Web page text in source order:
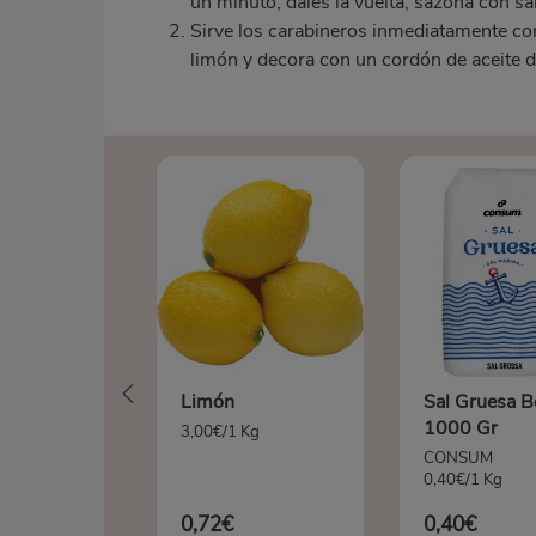
Sirve los carabineros inmediatamente
limón y decora con un cordón de aceite
Limón
3,00€/1 Kg
0,72€
Sal Gruesa
1000 Gr
CONSUM
0,40€/1 Kg
0,40€